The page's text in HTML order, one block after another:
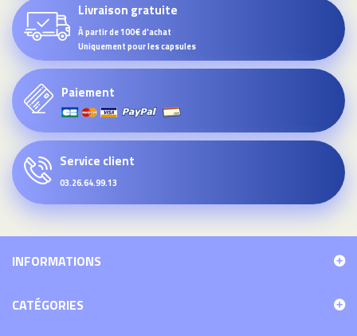
Livraison gratuite
À partir de 100€ d'achat
Uniquement pour les capsules
Paiement
Service client
03.26.64.99.13
INFORMATIONS
CATÉGORIES